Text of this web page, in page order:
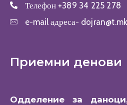
Телефон +389 34 225 278
e-mail адреса- dojran@t.mk
Приемни денови
Одделение за